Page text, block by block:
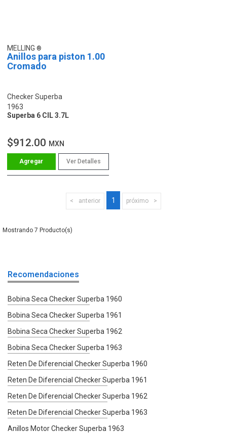
MELLING
Anillos para piston 1.00
Cromado
Checker Superba
1963
Superba 6 CIL 3.7L
$912.00 MXN
Ver Detalles
anterior 1 próximo
7
Recomendaciones
Bobina Seca Checker Superba 1960
Bobina Seca Checker Superba 1961
Bobina Seca Checker Superba 1962
Bobina Seca Checker Superba 1963
Reten De Diferencial Checker Superba 1960
Reten De Diferencial Checker Superba 1961
Reten De Diferencial Checker Superba 1962
Reten De Diferencial Checker Superba 1963
Anillos Motor Checker Superba 1963